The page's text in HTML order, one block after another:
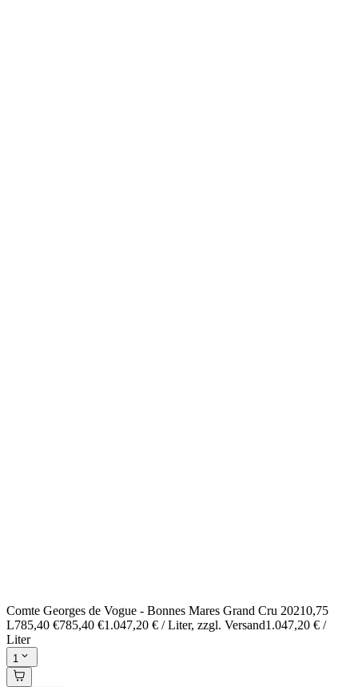
Comte Georges de Vogue - Bonnes Mares Grand Cru 20210,75
L785,40 €785,40 €1.047,20 € / Liter, zzgl. Versand1.047,20 € /
Liter
1